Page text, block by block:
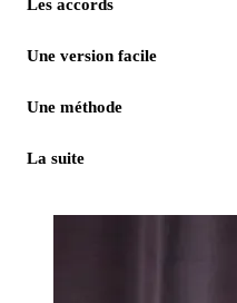
Les accords
Une version facile
Une méthode
La suite